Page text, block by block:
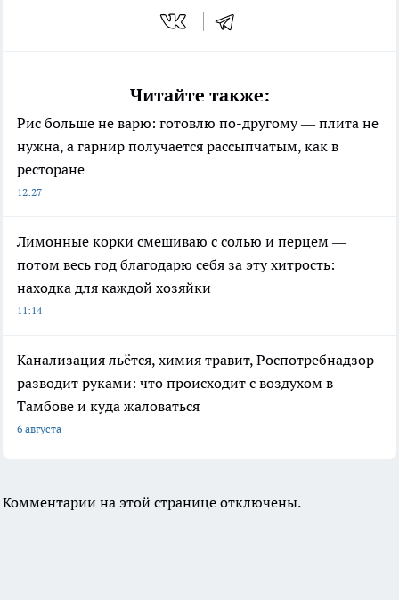
Читайте также:
Рис больше не варю: готовлю по-другому — плита не
нужна, а гарнир получается рассыпчатым, как в
ресторане
12:27
Лимонные корки смешиваю с солью и перцем —
потом весь год благодарю себя за эту хитрость:
находка для каждой хозяйки
11:14
Канализация льётся, химия травит, Роспотребнадзор
разводит руками: что происходит с воздухом в
Тамбове и куда жаловаться
6 августа
Комментарии на этой странице отключены.